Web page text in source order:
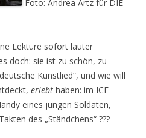
Foto: Andrea Artz für DIE
Lektüre sofort lauter
doch: sie ist zu schön, zu
Kunstlied“, und wie will
erlebt haben: im ICE-
eines jungen Soldaten,
des „Ständchens“ ???